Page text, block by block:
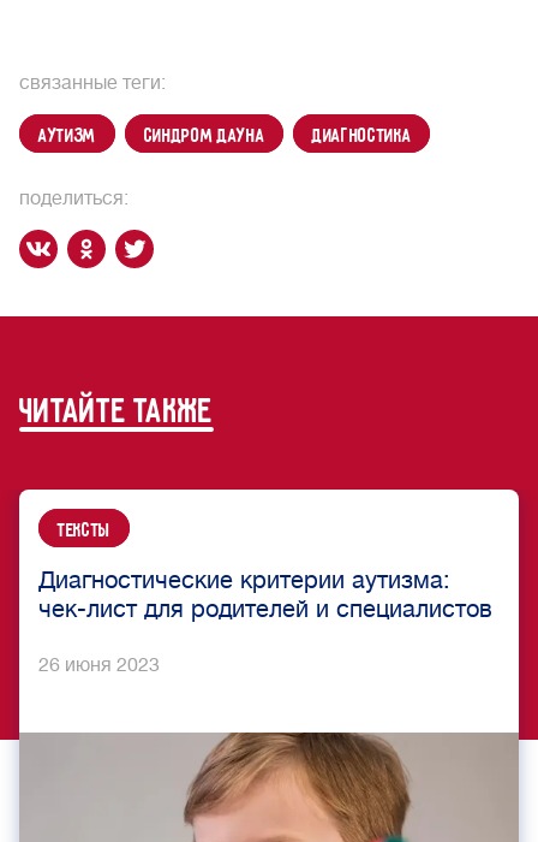
поделиться:
связанные теги:
аутизм синдром Дауна диагностика
читайте также
Тексты
Диагностические критерии аутизма:
чек-лист для родителей и специалистов
26 июня 2023